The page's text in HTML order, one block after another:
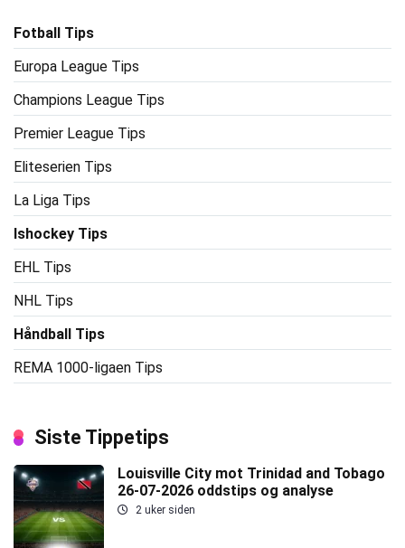
Fotball Tips
Europa League Tips
Champions League Tips
Premier League Tips
Eliteserien Tips
La Liga Tips
Ishockey Tips
EHL Tips
NHL Tips
Håndball Tips
REMA 1000-ligaen Tips
Siste Tippetips
Louisville City mot Trinidad and Tobago
26-07-2026 oddstips og analyse
2 uker siden